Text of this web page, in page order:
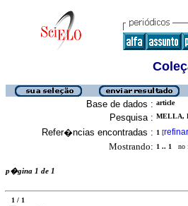
Base de dados : article
Pesquisa : MELLA,
Refer�ncias encontradas : 1 [refinar
Mostrando: 1 .. 1 no
p�gina 1 de 1
1 / 1